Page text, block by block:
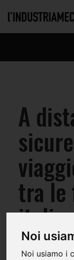
Noi
Noi usiamo i
A
tra le
Covid